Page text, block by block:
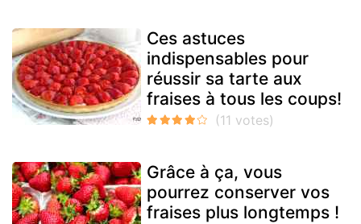
Ces astuces
indispensables pour
réussir sa tarte aux
fraises à tous les coups!
Grâce à ça, vous
pourrez conserver vos
fraises plus longtemps !